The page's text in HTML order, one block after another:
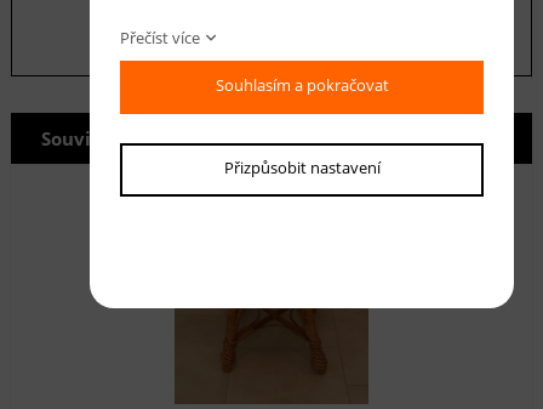
Související produkty
Přečíst více
Souhlasím a pokračovat
Přizpůsobit nastavení